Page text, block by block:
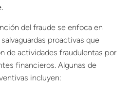
del fraude se enfoca en
proactivas que
de actividades fraudulentas por
financieros. Algunas de
incluyen: